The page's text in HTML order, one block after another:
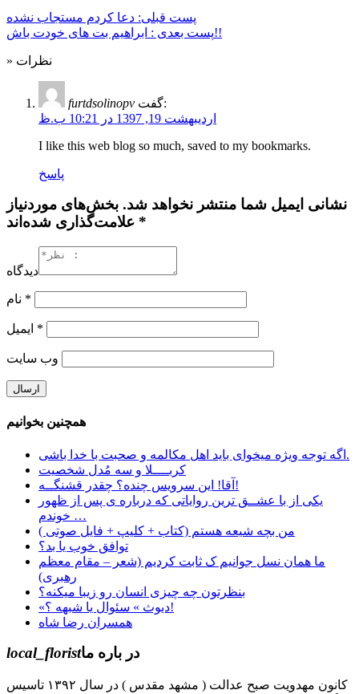
پست قبلی: دعا کردم مستجاب نشده
پست بعدی : ابراهیم بت های خودت باش!!
» نظرات
furtdsolinopv
گفت:
اردیبهشت 19, 1397 در 10:21 ب.ظ
I like this web blog so much, saved to my bookmarks.
پاسخ
نشانی ایمیل شما منتشر نخواهد شد. بخش‌های موردنیاز
علامت‌گذاری شده‌اند *
دیدگاه
*
*
وب‌ سایت
همچنین بخوانیم
اگه توجه ویژه میخوای باید اهل مکالمه و صحبت با خدا باشی.
کربــــلا و سه‌ مُدل شخصیت
آقا! این سرویس چنده؟ چقدر قشنگــه!
یکی از با عشــق ترین روایاتی که درباره ی پس از ظهور
خوندم …
من بچه شیعه هستم (کتاب + کلیپ + فایل صوتی )
توافق خوب یا بد؟
ما همان نسل جوانیم ک ثابت کردیم (شعر – مقام معظم
رهبری)
ﺑﻨﻈﺮتون چه چیزی ﺍﻧﺴﺎﻥ ﺭو ﺯﯾﺒﺎ میکنه؟
«دیوث » سئوال یا شبهه ؟!
همسران رضا شاه
local_floristدر باره ما
کانون مهدویت صبح عدالت ( مشهد مقدس ) در سال ۱۳۹۲ تاسیس